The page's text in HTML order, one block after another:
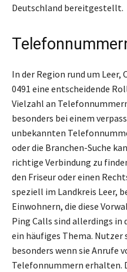
Deutschland bereitgestellt.
In der Region rund um
0491 eine entscheidende
Vielzahl an
besonders bei einem
unbekannten
oder die Branchen-Suche
richtige Verbindung zu
den Friseur oder einen
speziell im Landkreis Leer,
Einwohnern, die diese
Ping Calls sind allerdings in
ein häufiges Thema. Nutzer
besonders wenn sie Anrufe
Telefonnummern erhalten.